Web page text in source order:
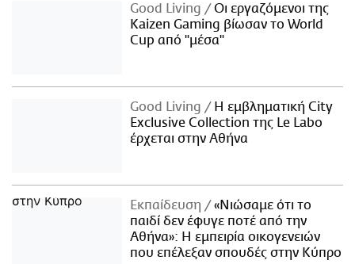
Good Living
Οι εργαζόμενοι της
Kaizen Gaming βίωσαν το World
Cup από "μέσα"
Good Living
Η εμβληματική City
Exclusive Collection της Le Labo
έρχεται στην Αθήνα
Εκπαίδευση
«Νιώσαμε ότι το
παιδί δεν έφυγε ποτέ από την
Αθήνα»: Η εμπειρία οικογενειών
που επέλεξαν σπουδές στην Κύπρο